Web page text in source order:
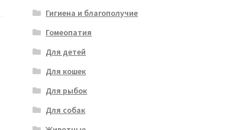
Гигиена и благополучие
Гомеопатия
Для детей
Для кошек
Для рыбок
Для собак